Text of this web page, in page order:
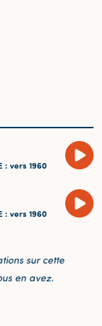
: vers 1960
: vers 1960
sur cette
en avez.